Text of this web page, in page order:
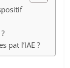
pat l’IAE ?